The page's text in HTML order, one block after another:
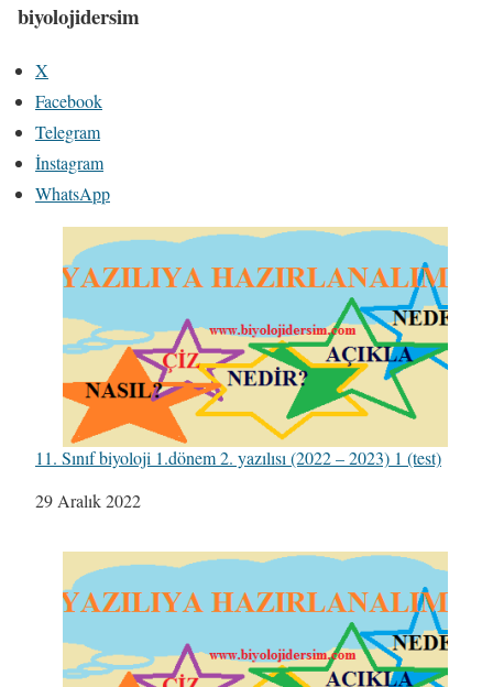
biyolojidersim
X
Facebook
Telegram
İnstagram
WhatsApp
11. Sınıf biyoloji 1.dönem 2. yazılısı (2022 – 2023) 1 (test)
Tarih
29 Aralık 2022